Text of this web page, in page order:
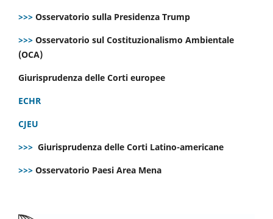
>>> Osservatorio sulla Presidenza Trump
>>> Osservatorio sul Costituzionalismo Ambientale
(OCA)
Giurisprudenza delle Corti europee
ECHR
CJEU
>>> Giurisprudenza delle Corti Latino-americane
>>> Osservatorio Paesi Area Mena